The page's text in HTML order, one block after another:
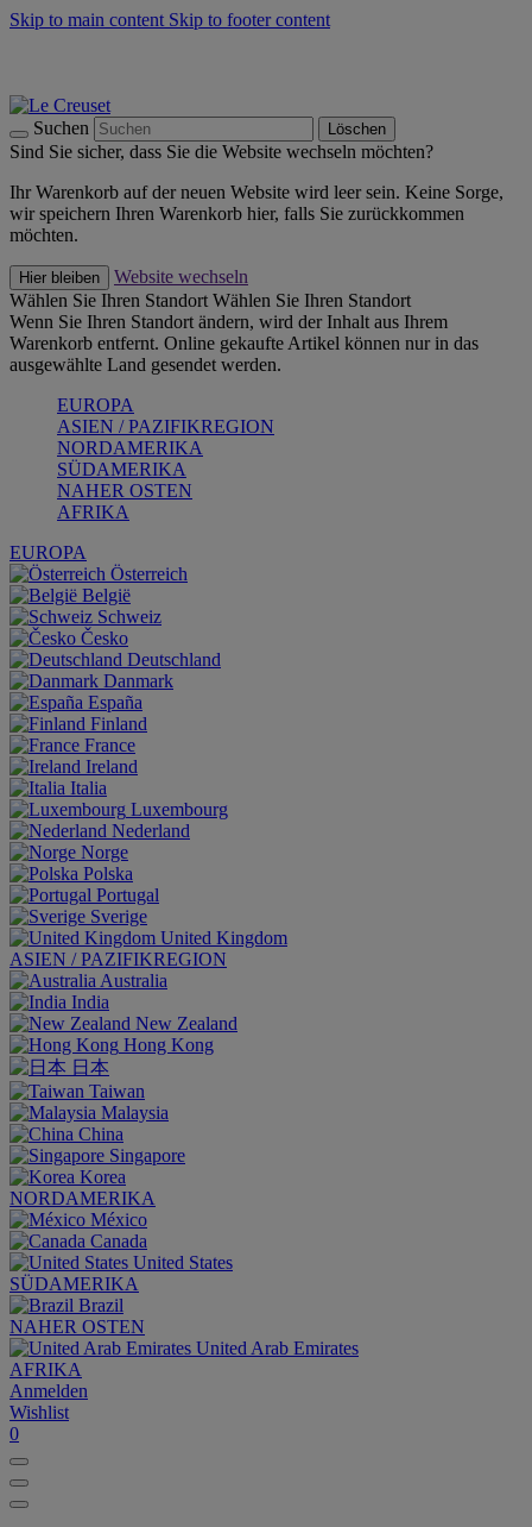
Skip to main content Skip to footer content
Suchen Löschen
Sind Sie sicher, dass Sie die Website wechseln möchten?
Ihr Warenkorb auf der neuen Website wird leer sein. Keine Sorge,
wir speichern Ihren Warenkorb hier, falls Sie zurückkommen
möchten.
Hier bleiben
Website wechseln
Wählen Sie Ihren Standort Wählen Sie Ihren Standort
Wenn Sie Ihren Standort ändern, wird der Inhalt aus Ihrem
Warenkorb entfernt. Online gekaufte Artikel können nur in das
ausgewählte Land gesendet werden.
EUROPA
ASIEN / PAZIFIKREGION
NORDAMERIKA
SÜDAMERIKA
NAHER OSTEN
AFRIKA
EUROPA
Österreich
België
Schweiz
Česko
Deutschland
Danmark
España
Finland
France
Ireland
Italia
Luxembourg
Nederland
Norge
Polska
Portugal
Sverige
United Kingdom
ASIEN / PAZIFIKREGION
Australia
India
New Zealand
Hong Kong
日本
Taiwan
Malaysia
China
Singapore
Korea
NORDAMERIKA
México
Canada
United States
SÜDAMERIKA
Brazil
NAHER OSTEN
United Arab Emirates
AFRIKA
Anmelden
Wishlist
0